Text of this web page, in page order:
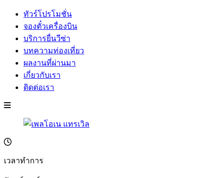
ทัวร์โปรโมชั่น
จองตั๋วเครื่องบิน
บริการยื่นวีซ่า
บทความท่องเที่ยว
ผลงานที่ผ่านมา
เกี่ยวกับเรา
ติดต่อเรา
เวลาทำการ